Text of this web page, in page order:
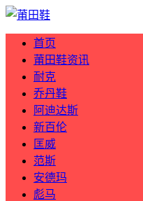
首页
莆田鞋资讯
耐克
乔丹鞋
阿迪达斯
新百伦
匡威
范斯
安德玛
彪马